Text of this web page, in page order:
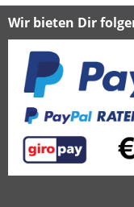
Wir bieten Dir